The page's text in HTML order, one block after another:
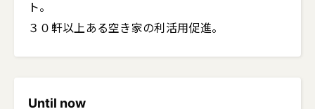
ト。
３０軒以上ある空き家の利活用促進。
Until now